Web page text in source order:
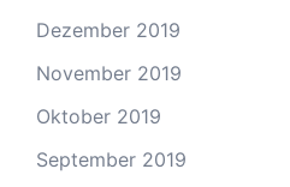
Dezember 2019
November 2019
Oktober 2019
September 2019